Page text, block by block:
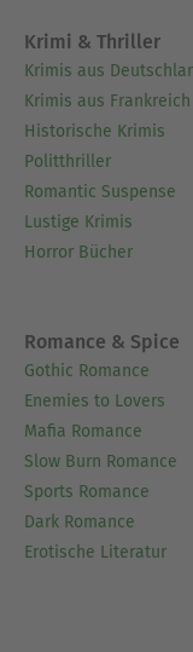
Krimi & Thriller
Krimis aus
Krimis aus Frankreich
Historische Krimis
Politthriller
Romantic Suspense
Lustige Krimis
Horror Bücher
Romance & Spice
Gothic Romance
Enemies to Lovers
Mafia Romance
Slow Burn Romance
Sports Romance
Dark Romance
Erotische Literatur